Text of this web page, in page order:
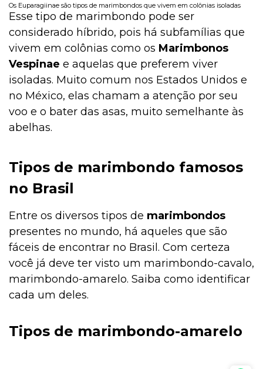
Os Euparagiinae são tipos de marimbondos que vivem em colônias isoladas
Esse tipo de marimbondo pode ser
considerado híbrido, pois há subfamílias que
vivem em colônias como os Marimbonos
Vespinae e aquelas que preferem viver
isoladas. Muito comum nos Estados Unidos e
no México, elas chamam a atenção por seu
voo e o bater das asas, muito semelhante às
abelhas.
Tipos de marimbondo famosos
no Brasil
Entre os diversos tipos de marimbondos
presentes no mundo, há aqueles que são
fáceis de encontrar no Brasil. Com certeza
você já deve ter visto um marimbondo-cavalo,
marimbondo-amarelo. Saiba como identificar
cada um deles.
Tipos de marimbondo-amarelo